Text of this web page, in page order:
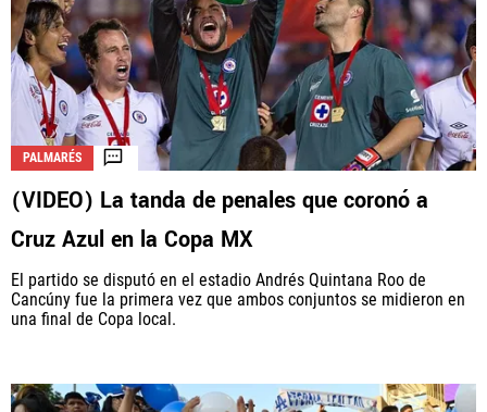
PALMARÉS
(VIDEO) La tanda de penales que coronó a
Cruz Azul en la Copa MX
El partido se disputó en el estadio Andrés Quintana Roo de
Cancúny fue la primera vez que ambos conjuntos se midieron en
una final de Copa local.